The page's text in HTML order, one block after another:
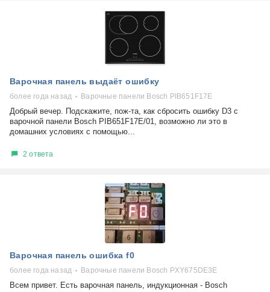
Варочная панель выдаёт ошибку
более года назад Варочные панели Bosch PIB651F17E
Добрый вечер. Подскажите, пож-та, как сбросить ошибку D3 с
варочной панели Bosch PIB651F17E/01, возможно ли это в
домашних условиях с помощью...
2 ответа
Варочная панель ошибка f0
более года назад Варочные панели Bosch PXY675DE3E
Всем привет. Есть варочная панель, индукционная - Bosch